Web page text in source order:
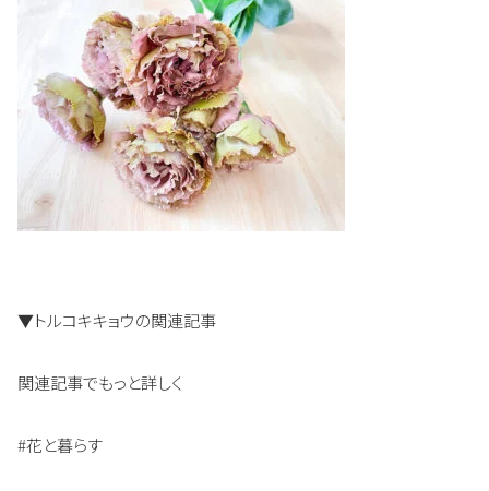
▼トルコキキョウの関連記事
関連記事でもっと詳しく
#花と暮らす